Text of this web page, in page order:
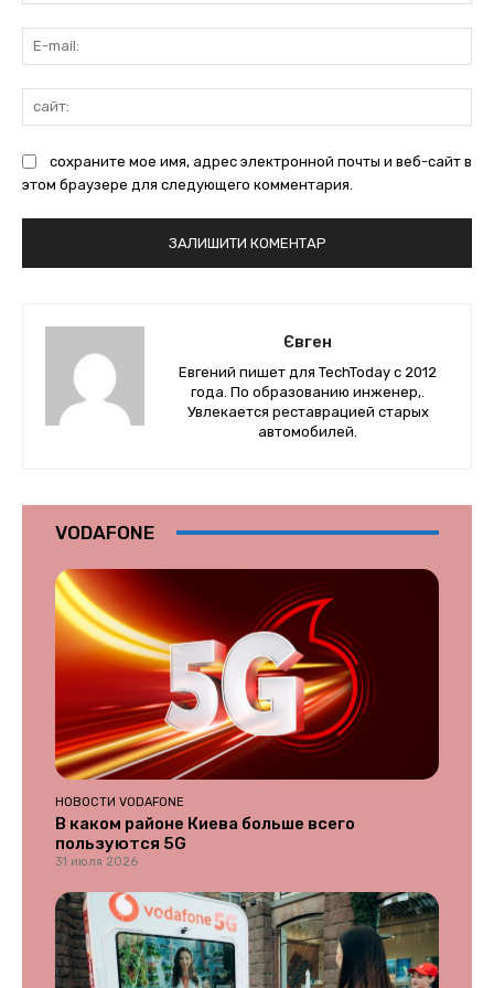
сохраните мое имя, адрес электронной почты и веб-сайт в
этом браузере для следующего комментария.
Євген
Евгений пишет для TechToday с 2012
года. По образованию инженер,.
Увлекается реставрацией старых
автомобилей.
VODAFONE
НОВОСТИ VODAFONE
В каком районе Киева больше всего
пользуются 5G
31 июля 2026